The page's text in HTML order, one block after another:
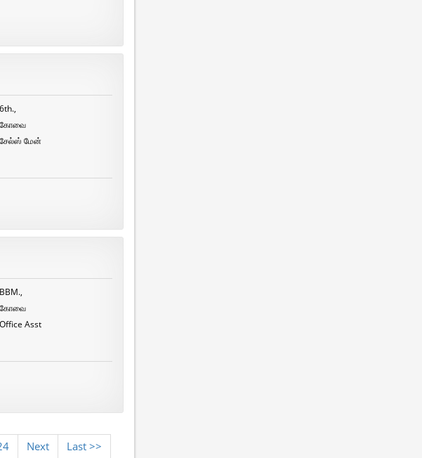
6th.,
கோவை
சேல்ஸ் மேன்
BBM.,
கோவை
Office Asst
Next Last >>